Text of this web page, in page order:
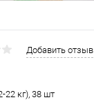
Добавить отзыв
22 кг), 38 шт